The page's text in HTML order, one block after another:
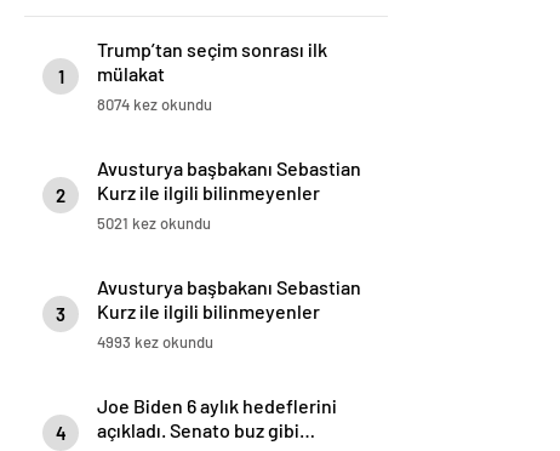
1
Trump’tan seçim sonrası ilk
mülakat
8074 kez okundu
2
Avusturya başbakanı Sebastian
Kurz ile ilgili bilinmeyenler
5021 kez okundu
3
Avusturya başbakanı Sebastian
Kurz ile ilgili bilinmeyenler
4993 kez okundu
4
Joe Biden 6 aylık hedeflerini
açıkladı. Senato buz gibi…